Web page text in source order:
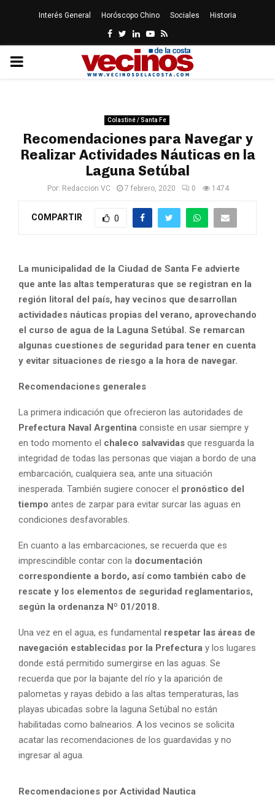
Interés General Horóscopo Chino Sociales Historia
Facebook
Twitter
LinkedinYoutube
Rss
PRIMARY
Colastiné / Santa Fe
Recomendaciones para Navegar y
Realizar Actividades Náuticas en la
Laguna Setúbal
Por: Redaccion VC 7 febrero, 2020 0 1474
COMPARTIR 0
La municipalidad de la Ciudad de Santa Fe advierte
que ante las altas temperaturas que se registran en la
región litoral del país, hay vecinos que desarrollan
actividades náuticas propias del verano, aprovechando
el curso de agua de la Laguna Setúbal. Se remarcan
algunas cuestiones de seguridad para tener en cuenta
y evitar situaciones de riesgo a la hora de navegar.
Recomendaciones generales
La primera indicación que ofrecieron las autoridades de
Prefectura Naval Argentina consiste en usar siempre y
en todo momento el chaleco salvavidas que resguarda la
integridad de todas las personas que viajan a bordo de una
embarcación, cualquiera sea, ante una situación
inesperada. También sugiere conocer el pronóstico del
tiempo antes de zarpar para evitar surcar las aguas en
condiciones desfavorables.
En cuanto a las embarcaciones, se recuerda que es
imprescindible contar con la documentación
correspondiente a bordo, así como también cabo de
rescate y los elementos de seguridad reglamentarios,
según la ordenanza Nº 01/2018.
Una vez en el agua, es fundamental respetar las áreas de
navegación establecidas por la Prefectura y los lugares
donde está permitido sumergirse en las aguas. Se
recuerda que por la bajante del río y la aparición de
palometas y rayas debido a las altas temperaturas, las
playas ubicadas sobre la laguna Setúbal no están
habilitadas como balnearios. A los vecinos se solicita
acatar las recomendaciones de los guardavidas y no
ingresar al agua.
Recomendaciones por Actividad Nautica